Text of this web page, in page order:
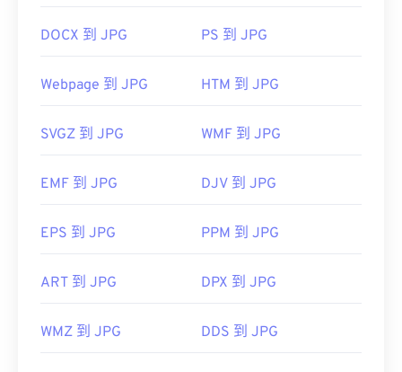
JPG 檔案。通常情況下，只需雙擊 JPG 文件，即可
啟。若要選擇特定應用程式開啟文件，請右鍵單擊並
選擇“開啟方式”進行選擇。
Microsoft 應用程式（例如 Microsoft Photos）和
開發者： 聯合圖像專家群組
DOCX 到 JPG PS 到 JPG
Webpage 到 JPG HTM 到 JPG
SVGZ 到 JPG WMF 到 JPG
EMF 到 JPG DJV 到 JPG
EPS 到 JPG PPM 到 JPG
ART 到 JPG DPX 到 JPG
WMZ 到 JPG DDS 到 JPG